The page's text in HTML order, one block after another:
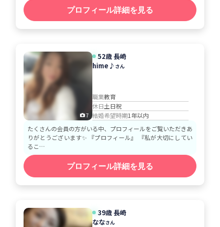
プロフィール詳細を見る
7
52歳 長崎
hime♪ さん
職業教育
休日土日祝
結婚希望時期1年以内
たくさんの会員の方がいる中、プロフィールをご覧いただきあ
りがとうございます✨ 『プロフィール』 『私が大切にしてい
るこ…
プロフィール詳細を見る
39歳 長崎
ななさん